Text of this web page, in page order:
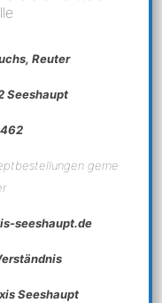
der
und
Reuter
Seeshaupt
gerne
seeshaupt.de
Seeshaupt